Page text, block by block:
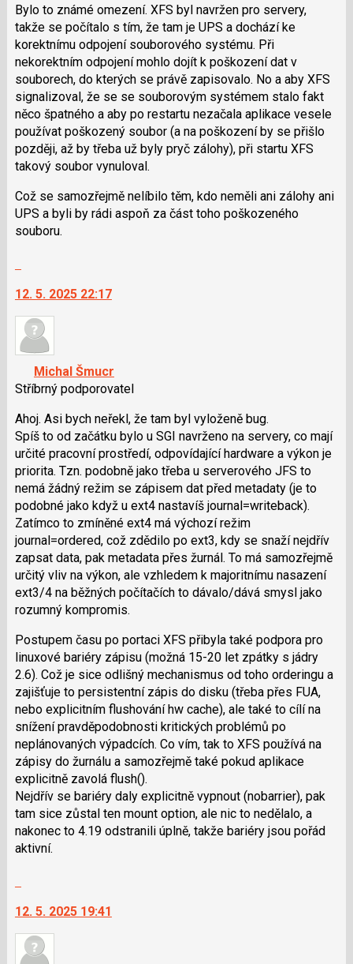
i
klávesy
N
pro
následující
a
P
pro
předchozí
nový
Bylo to známé omezení. XFS byl navržen pro servery,
takže se počítalo s tím, že tam je UPS a dochází ke
korektnímu odpojení souborového systému. Při
nekorektním odpojení mohlo dojít k poškození dat v
souborech, do kterých se právě zapisovalo. No a aby XFS
signalizoval, že se se souborovým systémem stalo fakt
něco špatného a aby po restartu nezačala aplikace vesele
používat poškozený soubor (a na poškození by se přišlo
později, až by třeba už byly pryč zálohy), při startu XFS
takový soubor vynuloval.
Což se samozřejmě nelíbilo těm, kdo neměli ani zálohy ani
UPS a byli by rádi aspoň za část toho poškozeného
souboru.
další
nový
názor.
navigaci
lze
použít
i
klávesy
N
pro
následující
a
P
pro
předchozí
nový
názor
12. 5. 2025 22:17
Michal Šmucr
Stříbrný podporovatel
Ahoj. Asi bych neřekl, že tam byl vyloženě bug.
Spíš to od začátku bylo u SGI navrženo na servery, co mají
určité pracovní prostředí, odpovídající hardware a výkon je
priorita. Tzn. podobně jako třeba u serverového JFS to
nemá žádný režim se zápisem dat před metadaty (je to
podobné jako když u ext4 nastavíš journal=writeback).
Zatímco to zmíněné ext4 má výchozí režim
journal=ordered, což zdědilo po ext3, kdy se snaží nejdřív
zapsat data, pak metadata přes žurnál. To má samozřejmě
určitý vliv na výkon, ale vzhledem k majoritnímu nasazení
ext3/4 na běžných počítačích to dávalo/dává smysl jako
rozumný kompromis.
Postupem času po portaci XFS přibyla také podpora pro
linuxové bariéry zápisu (možná 15-20 let zpátky s jádry
2.6). Což je sice odlišný mechanismus od toho orderingu a
zajišťuje to persistentní zápis do disku (třeba přes FUA,
nebo explicitním flushování hw cache), ale také to cílí na
snížení pravděpodobnosti kritických problémů po
neplánovaných výpadcích. Co vím, tak to XFS používá na
zápisy do žurnálu a samozřejmě také pokud aplikace
explicitně zavolá flush().
Nejdřív se bariéry daly explicitně vypnout (nobarrier), pak
tam sice zůstal ten mount option, ale nic to nedělalo, a
nakonec to 4.19 odstranili úplně, takže bariéry jsou pořád
aktivní.
další
nový
názor.
12. 5. 2025 19:41